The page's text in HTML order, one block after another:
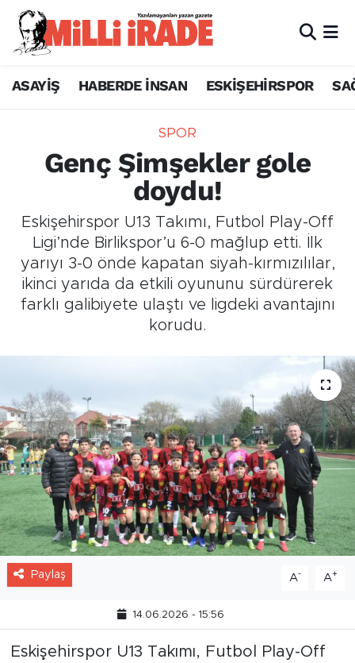
ASAYİŞ HABERDE İNSAN ESKİŞEHİRSPOR
SPOR
Genç Şimşekler gole
doydu!
Eskişehirspor U13 Takımı, Futbol Play-Off
Ligi’nde Birlikspor’u 6-0 mağlup etti. İlk
yarıyı 3-0 önde kapatan siyah-kırmızılılar,
ikinci yarıda da etkili oyununu sürdürerek
farklı galibiyete ulaştı ve ligdeki avantajını
korudu.
Paylaş A- A+
14.06.2026 - 15:56
Eskişehirspor U13 Takımı, Futbol Play-Off